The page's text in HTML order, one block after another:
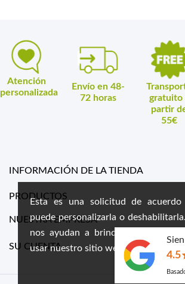
Atención
personalizada
Envío en 48-
72 horas
gratuito
partir
55€
Esta es una solicitud de acuerdo
puede personalizarla o
nos ayudan a brindarle la mejor
usar nuestro sitio web.
PRIVACY POLICY
INFORMACIÓN DE LA TIENDA
PRODUCTOS
NUESTRA EMPRESA
SU CUENTA
4.5